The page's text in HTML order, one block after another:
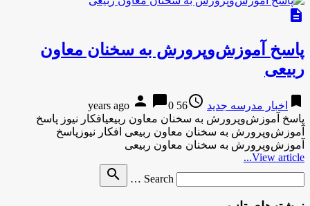
description
پاسخ آموزش‌وپرورش به سخنان معاون
ربیعی
bookmark اخبار مدرسه جدید access_time
56 years ago
person chat_bubble0
پاسخ آموزش‌وپرورش به سخنان معاون ربیعیافکار نیوز پاسخ
آموزش‌وپرورش به سخنان معاون ربیعی افکار نیوزپاسخ
آموزش‌وپرورش به سخنان معاون ربیعی
View article...
Search …
search